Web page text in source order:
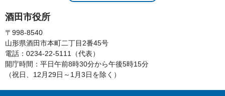
酒田市役所
〒998-8540
山形県酒田市本町二丁目2番45号
電話：0234-22-5111（代表）
開庁時間：平日午前8時30分から午後5時15分
（祝日、12月29日～1月3日を除く）